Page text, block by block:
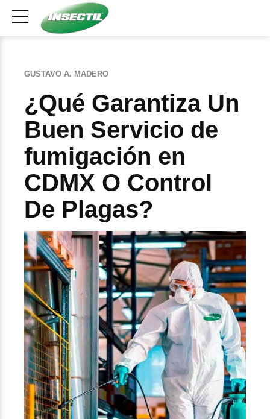
GUSTAVO A. MADERO
¿Qué Garantiza Un
Buen Servicio de
fumigación en
CDMX O Control
De Plagas?